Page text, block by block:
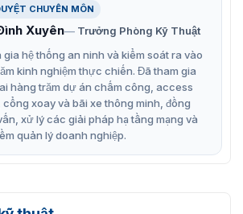
CHUYÊN MÔN
Xuyên
Trưởng Phòng Kỹ Thuật
gia hệ thống an ninh và kiểm soát ra vào
kinh nghiệm thực chiến. Đã tham gia
hàng trăm dự án chấm công, access
xoay và bãi xe thông minh, đồng
xử lý các giải pháp hạ tầng mạng và
quản lý doanh nghiệp.